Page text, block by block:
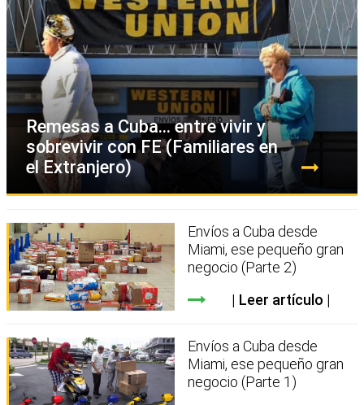
Remesas a Cuba… entre vivir y
sobrevivir con FE (Familiares en
el Extranjero)
Envíos a Cuba desde
Miami, ese pequeño gran
negocio (Parte 2)
Leer artículo
Envíos a Cuba desde
Miami, ese pequeño gran
negocio (Parte 1)